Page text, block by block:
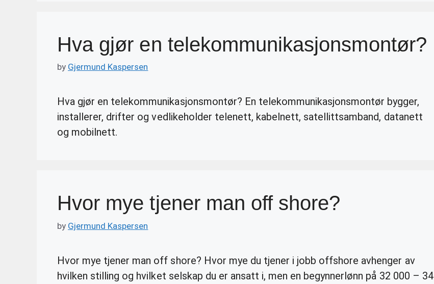
Hva gjør en telekommunikasjonsmontør?
by Gjermund Kaspersen
Hva gjør en telekommunikasjonsmontør? En telekommunikasjonsmontør bygger,
installerer, drifter og vedlikeholder telenett, kabelnett, satellittsamband, datanett
og mobilnett.
Hvor mye tjener man off shore?
by Gjermund Kaspersen
Hvor mye tjener man off shore? Hvor mye du tjener i jobb offshore avhenger av
hvilken stilling og hvilket selskap du er ansatt i, men en begynnerlønn på 32 000 – 34